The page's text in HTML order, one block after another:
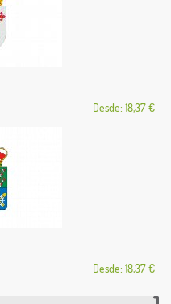
Desde: 18,37 €
Desde: 18,37 €